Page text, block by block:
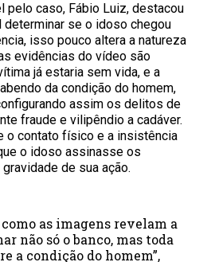
pelo caso, Fábio Luiz, destacou
determinar se o idoso chegou
isso pouco altera a natureza
evidências do vídeo são
já estaria sem vida, e a
da condição do homem,
assim os delitos de
fraude e vilipêndio a cadáver.
o contato físico e a insistência
o idoso assinasse os
de sua ação.
as imagens revelam a
não só o banco, mas toda
a condição do homem”,